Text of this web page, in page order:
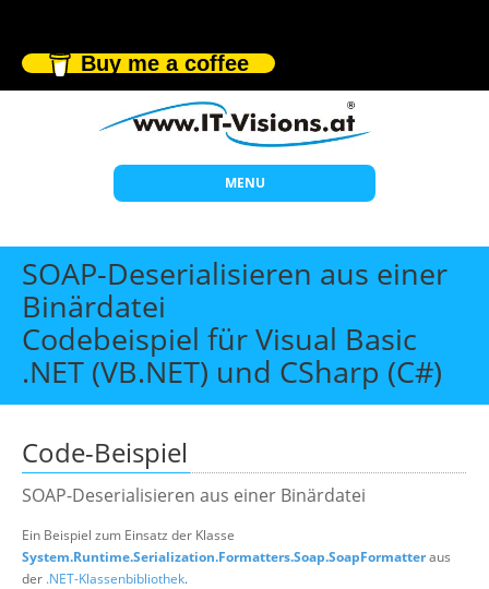
Buy me a coffee
MENU
Start
Themen
Beratung
Individuelle Schulungen
Offene Seminare
Wissen
Über uns
SOAP-Deserialisieren aus einer
Binärdatei
Codebeispiel für Visual Basic
.NET (VB.NET) und CSharp (C#)
Code-Beispiel
SOAP-Deserialisieren aus einer Binärdatei
Ein Beispiel zum Einsatz der Klasse
System.Runtime.Serialization.Formatters.Soap.SoapFormatteraus
der .NET-Klassenbibliothek.